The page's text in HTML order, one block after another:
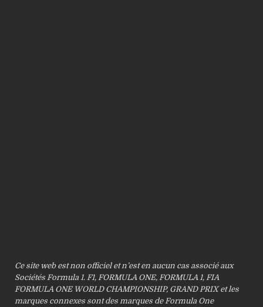
Ce site web est non officiel et n’est en aucun cas associé aux
Sociétés Formula 1. F1, FORMULA ONE, FORMULA 1, FIA
FORMULA ONE WORLD CHAMPIONSHIP, GRAND PRIX et les
marques connexes sont des marques de Formula One